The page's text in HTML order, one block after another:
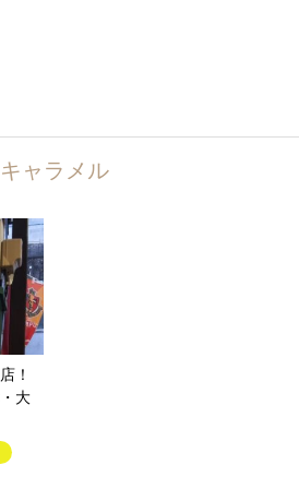
キャラメル
！
大